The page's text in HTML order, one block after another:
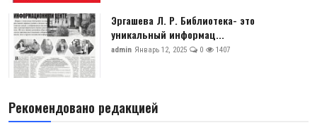
Эргашева Л. Р. Библиотека- это
уникальный информац...
admin Январь 12, 2025 0 1407
Рекомендовано редакцией